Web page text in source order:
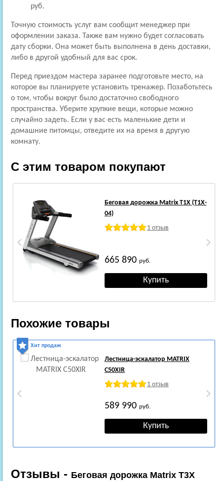
руб.
Точную стоимость услуг вам сообщит менеджер при
оформлении заказа. Также вам нужно будет согласовать
дату сборки. Она может быть выполнена в день доставки,
либо в другой удобный для вас срок.
Перед приездом мастера заранее подготовьте место, на
которое вы планируете установить тренажер. Позаботьтесь
о том, чтобы вокруг было достаточно свободного
пространства. Уберите хрупкие вещи, которые можно
случайно задеть. Если у вас есть маленькие дети и
домашние питомцы, отведите их на время в другую
комнату.
С этим товаром покупают
Беговая дорожка Matrix T1X (T1X-
04)
1 отзыв
665 890 руб.
Похожие товары
Хит продаж
Лестница-эскалатор MATRIX
C50XIR
1 отзыв
589 990 руб.
Отзывы - Беговая дорожка Matrix T3X